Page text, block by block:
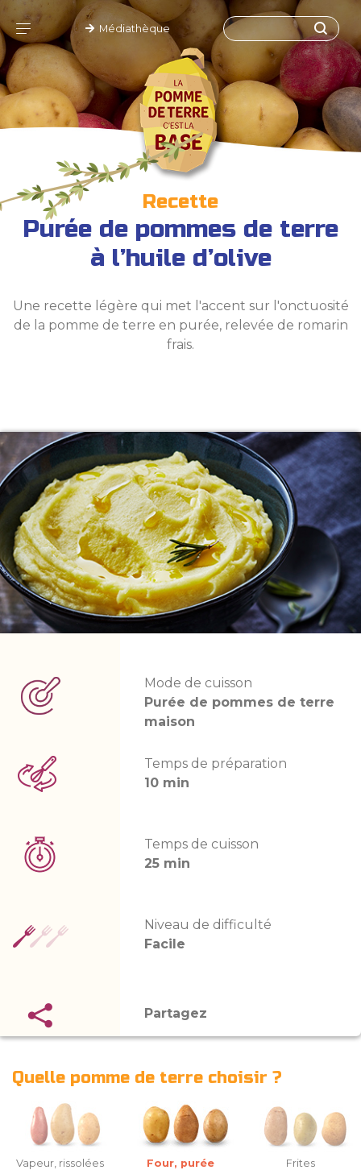
Médiathèque
Recette
Purée de pommes de terre
à l’huile d’olive
Une recette légère qui met l'accent sur l'onctuosité
de la pomme de terre en purée, relevée de romarin
frais.
Mode de cuisson
Purée de pommes de terre
maison
Temps de préparation
10 min
Temps de cuisson
25 min
Niveau de difficulté
Facile
Partagez
Quelle pomme de terre choisir ?
Vapeur, rissolées Four, purée Frites